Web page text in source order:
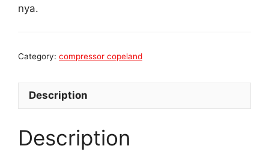
nya.
Category: compressor copeland
Description
Description